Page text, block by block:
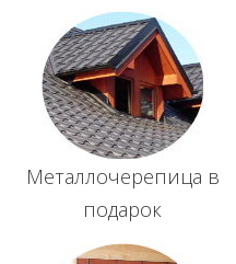
Металлочерепица в
подарок